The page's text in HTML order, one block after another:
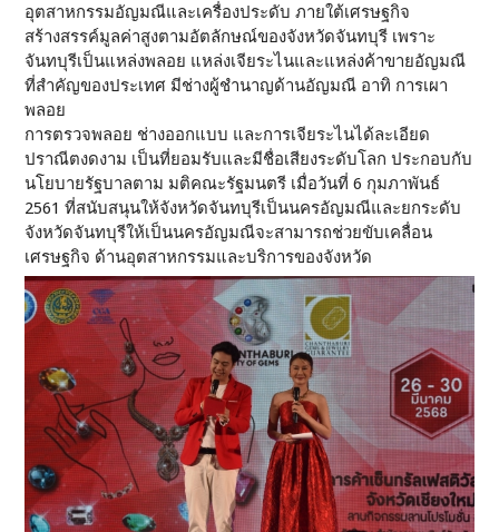
อุตสาหกรรมอัญมณีและเครื่องประดับ ภายใต้เศรษฐกิจ
สร้างสรรค์มูลค่าสูงตามอัตลักษณ์ของจังหวัดจันทบุรี เพราะ
จันทบุรีเป็นแหล่งพลอย แหล่งเจียระไนและแหล่งค้าขายอัญมณี
ที่สำคัญของประเทศ มีช่างผู้ชำนาญด้านอัญมณี อาทิ การเผา
พลอย
การตรวจพลอย ช่างออกแบบ และการเจียระไนได้ละเอียด
ปราณีตงดงาม เป็นที่ยอมรับและมีชื่อเสียงระดับโลก ประกอบกับ
นโยบายรัฐบาลตาม มติคณะรัฐมนตรี เมื่อวันที่ 6 กุมภาพันธ์
2561 ที่สนับสนุนให้จังหวัดจันทบุรีเป็นนครอัญมณีและยกระดับ
จังหวัดจันทบุรีให้เป็นนครอัญมณีจะสามารถช่วยขับเคลื่อน
เศรษฐกิจ ด้านอุตสาหกรรมและบริการของจังหวัด